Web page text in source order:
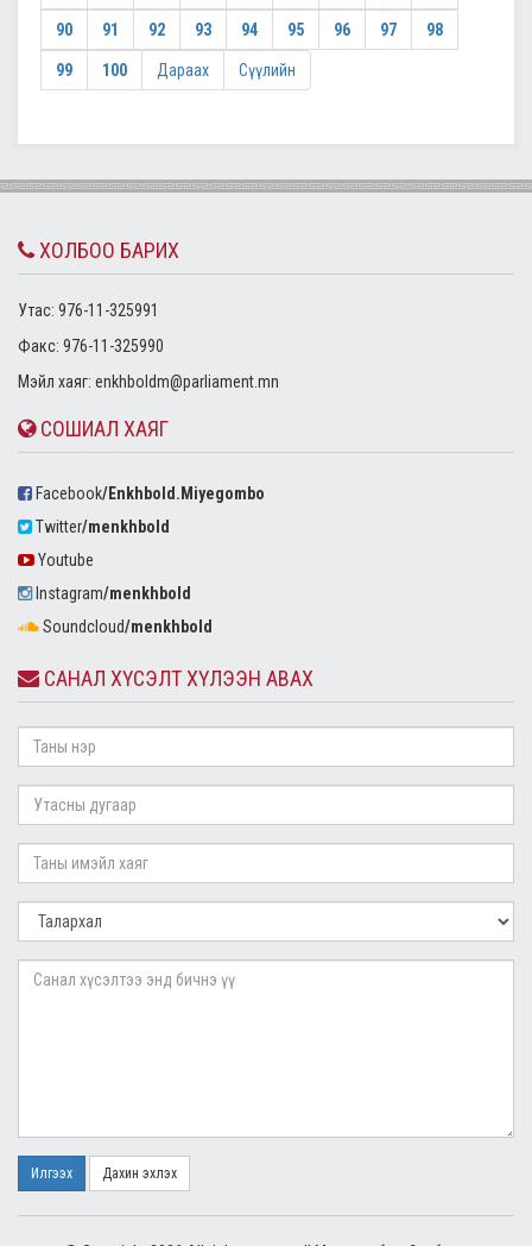
90 91 92 93 94 95 96 97 98
99 100 Дараах Сүүлийн
ХОЛБОО БАРИХ
Утас: 976-11-325991
Факс: 976-11-325990
Mэйл хаяг: enkhboldm@parliament.mn
СОШИАЛ ХАЯГ
Facebook/Enkhbold.Miyegombo
Twitter/menkhbold
Youtube
Instagram/menkhbold
Soundcloud/menkhbold
САНАЛ ХҮСЭЛТ ХҮЛЭЭН АВАХ
Илгээх Дахин эхлэх